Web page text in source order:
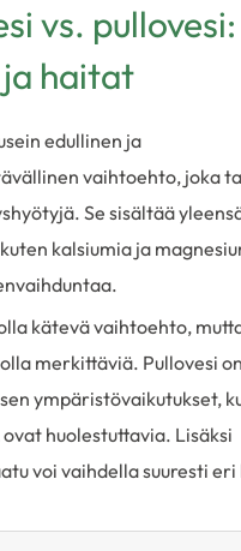
vs. pullovesi:
haitat
edullinen ja
vaihtoehto, joka
Se sisältää
kalsiumia ja
kätevä vaihtoehto,
merkittäviä. Pullovesi
ympäristövaikutukset,
huolestuttavia. Lisäksi
voi vaihdella suuresti